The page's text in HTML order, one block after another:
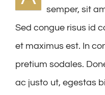
semper, sit
Sed congue risus id
et maximus est. In
pretium sodales.
ac justo ut, egestas